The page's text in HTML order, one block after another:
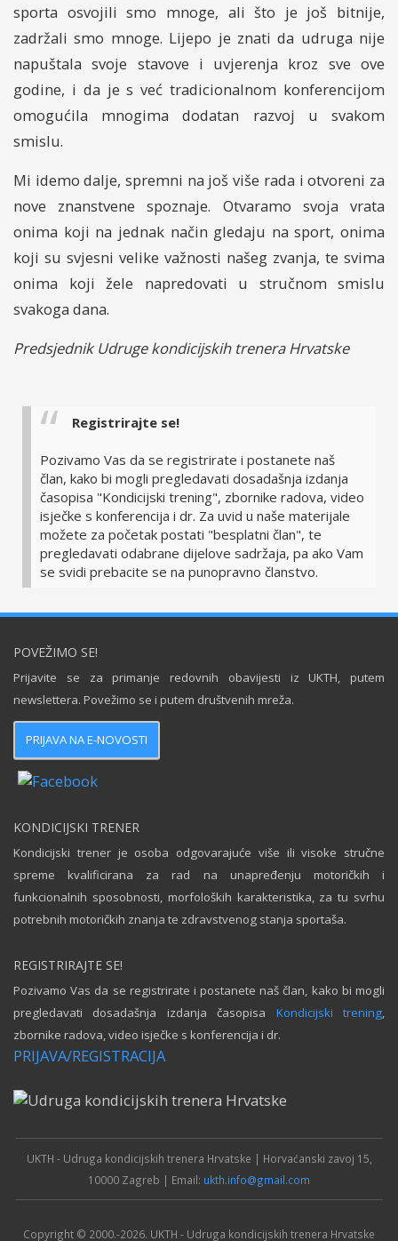
sporta osvojili smo mnoge, ali što je još bitnije,
zadržali smo mnoge. Lijepo je znati da udruga nije
napuštala svoje stavove i uvjerenja kroz sve ove
godine, i da je s već tradicionalnom konferencijom
omogućila mnogima dodatan razvoj u svakom
smislu.
Mi idemo dalje, spremni na još više rada i otvoreni za
nove znanstvene spoznaje. Otvaramo svoja vrata
onima koji na jednak način gledaju na sport, onima
koji su svjesni velike važnosti našeg zvanja, te svima
onima koji žele napredovati u stručnom smislu
svakoga dana.
Predsjednik Udruge kondicijskih trenera Hrvatske
Registrirajte se!
Pozivamo Vas da se registrirate i postanete naš
član, kako bi mogli pregledavati dosadašnja izdanja
časopisa "Kondicijski trening", zbornike radova, video
isječke s konferencija i dr. Za uvid u naše materijale
možete za početak postati "besplatni član", te
pregledavati odabrane dijelove sadržaja, pa ako Vam
se svidi prebacite se na punopravno članstvo.
POVEŽIMO SE!
Prijavite se za primanje redovnih obavijesti iz UKTH, putem
newslettera. Povežimo se i putem društvenih mreža.
PRIJAVA NA E-NOVOSTI
KONDICIJSKI TRENER
Kondicijski trener je osoba odgovarajuće više ili visoke stručne
spreme kvalificirana za rad na unapređenju motoričkih i
funkcionalnih sposobnosti, morfoloških karakteristika, za tu svrhu
potrebnih motoričkih znanja te zdravstvenog stanja sportaša.
REGISTRIRAJTE SE!
Pozivamo Vas da se registrirate i postanete naš član, kako bi mogli
pregledavati dosadašnja izdanja časopisa Kondicijski trening,
zbornike radova, video isječke s konferencija i dr.
PRIJAVA/REGISTRACIJA
UKTH - Udruga kondicijskih trenera Hrvatske | Horvaćanski zavoj 15,
10000 Zagreb | Email: ukth.info@gmail.com
Copyright © 2000.-2026. UKTH - Udruga kondicijskih trenera Hrvatske